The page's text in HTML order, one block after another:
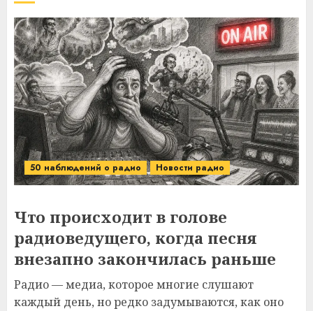
50 наблюдений о радио Новости радио
Что происходит в голове
радиоведущего, когда песня
внезапно закончилась раньше
Радио — медиа, которое многие слушают
каждый день, но редко задумываются, как оно